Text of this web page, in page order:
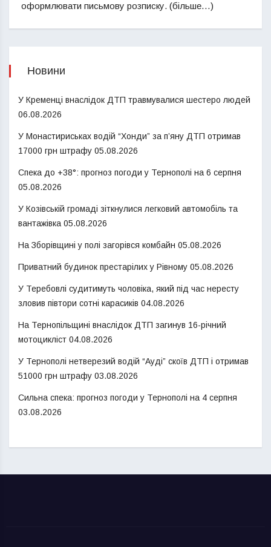
оформлювати письмову розписку. (більше…)
Новини
У Кременці внаслідок ДТП травмувалися шестеро людей
06.08.2026
У Монастириськах водій “Хонди” за п’яну ДТП отримав
17000 грн штрафу 05.08.2026
Спека до +38°: прогноз погоди у Тернополі на 6 серпня
05.08.2026
У Козівській громаді зіткнулися легковий автомобіль та
вантажівка 05.08.2026
На Зборівщині у полі загорівся комбайн 05.08.2026
Приватний будинок престарілих у Рівному 05.08.2026
У Теребовлі судитимуть чоловіка, який під час нересту
зловив півтори сотні карасиків 04.08.2026
На Тернопільщині внаслідок ДТП загинув 16-річний
мотоцикліст 04.08.2026
У Тернополі нетверезий водій “Ауді” скоїв ДТП і отримав
51000 грн штрафу 03.08.2026
Сильна спека: прогноз погоди у Тернополі на 4 серпня
03.08.2026